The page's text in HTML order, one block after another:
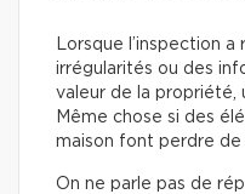
Lorsque l’inspection
irrégularités ou des
valeur de la propriété,
Même chose si des
maison font perdre de
On ne parle pas de